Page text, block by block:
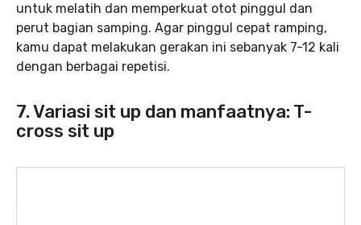
untuk melatih dan memperkuat otot pinggul dan
perut bagian samping. Agar pinggul cepat ramping,
kamu dapat melakukan gerakan ini sebanyak 7-12 kali
dengan berbagai repetisi.
7. Variasi sit up dan manfaatnya: T-
cross sit up